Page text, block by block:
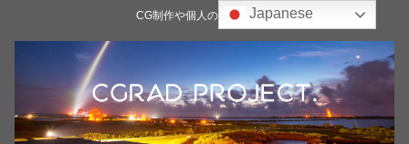
CG制作や個人の雑記ブログJapanese